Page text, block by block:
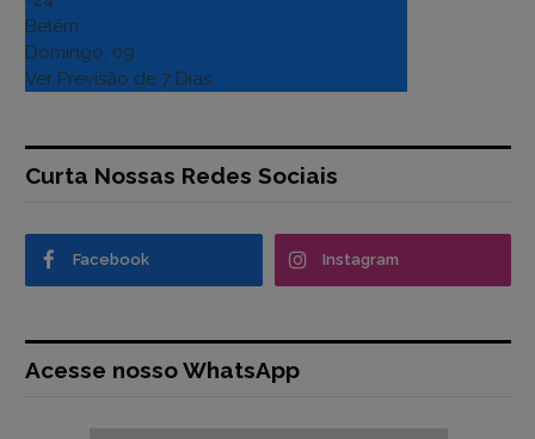
Belém
Domingo, 09
Ver Previsão de 7 Dias
Curta Nossas Redes Sociais
Facebook Instagram
Acesse nosso WhatsApp